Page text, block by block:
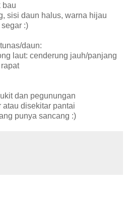
bau
sisi daun halus, warna hijau
:)
daun:
laut: cenderung jauh/panjang
dan pegunungan
disekitar pantai
punya sancang :)